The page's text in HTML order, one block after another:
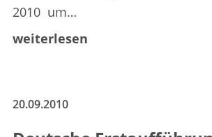
2010 um…
weiterlesen
20.09.2010